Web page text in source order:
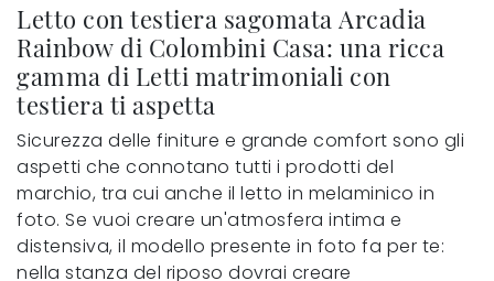
Letto con testiera sagomata Arcadia
Rainbow di Colombini Casa: una ricca
gamma di Letti matrimoniali con
testiera ti aspetta
Sicurezza delle finiture e grande comfort sono gli
aspetti che connotano tutti i prodotti del
marchio, tra cui anche il letto in melaminico in
foto. Se vuoi creare un'atmosfera intima e
distensiva, il modello presente in foto fa per te:
nella stanza del riposo dovrai creare